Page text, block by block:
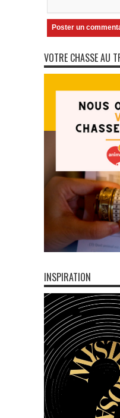
VOTRE CHASSE AU
INSPIRATION